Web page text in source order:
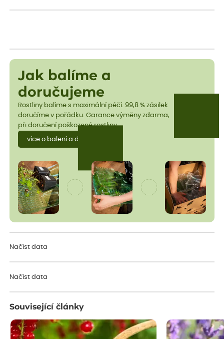
Jak balíme a
doručujeme
Rostliny balíme s maximální péčí. 99,8 % zásilek
doručíme v pořádku. Garance výměny zdarma,
při doručení poškozené rostliny.
více o balení a dopravě
Načíst data
Načíst data
Související články